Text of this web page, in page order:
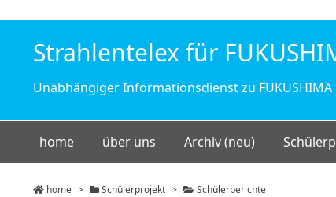
Strahlentelex für
Unabhängiger Informationsdienst zu FUKUSHIMA
home über uns Archiv (neu)
home > Schülerprojekt > Schülerberichte